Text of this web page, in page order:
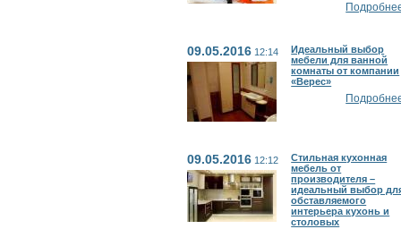
09.05.2016 12:14
Идеальный выбор
мебели для ванной
комнаты от компании
«Верес»
09.05.2016 12:12
Стильная кухонная
мебель от
производителя –
идеальный выбор
обставляемого
интерьера кухонь и
столовых